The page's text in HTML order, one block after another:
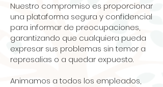
Nuestro compromiso es proporcionar
una plataforma segura y confidencial
para informar de preocupaciones,
garantizando que cualquiera pueda
expresar sus problemas sin temor a
represalias o a quedar expuesto.
Animamos a todos los empleados,